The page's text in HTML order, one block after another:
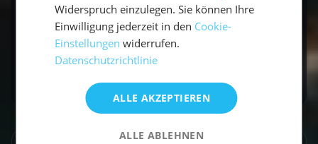
Bereit für dein Insel-Hopping? Entdecke
unsereSegelreisen auf den Balearen
Widerspruch einzulegen. Sie können Ihre
Einwilligung jederzeit in den Cookie-
Einstellungen widerrufen.
Datenschutzrichtlinie
ALLE AKZEPTIEREN
ALLE ABLEHNEN